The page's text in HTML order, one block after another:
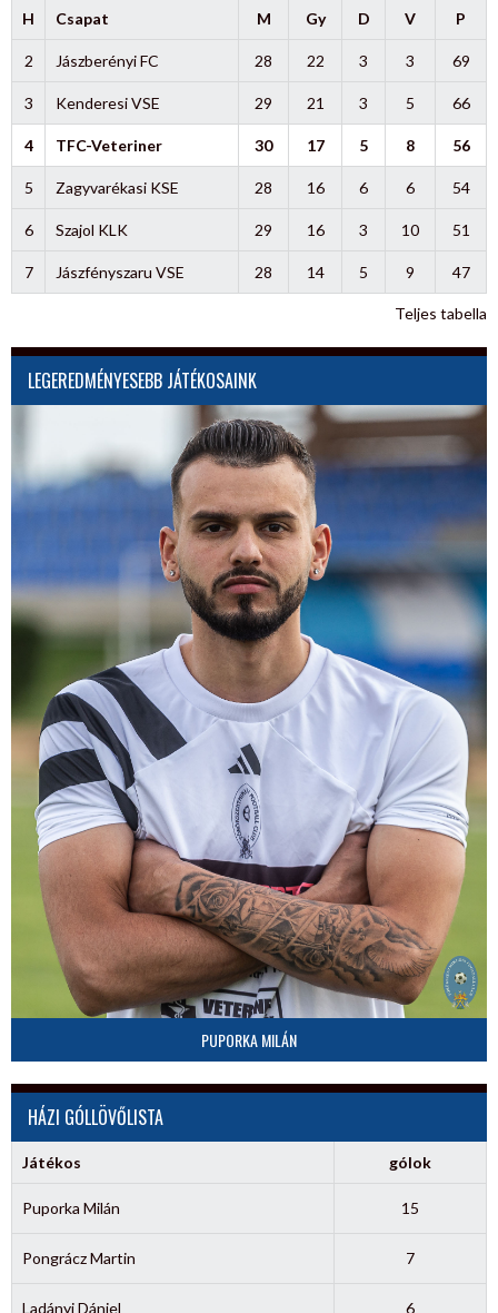
H Csapat M Gy D V P
2 Jászberényi FC 28 22 3 3 69
3 Kenderesi VSE 29 21 3 5 66
4 TFC-Veteriner 30 17 5 8 56
5 Zagyvarékasi KSE 28 16 6 6 54
6 Szajol KLK 29 16 3 10 51
7 Jászfényszaru VSE 28 14 5 9 47
Teljes tabella
LEGEREDMÉNYESEBB JÁTÉKOSAINK
PUPORKA MILÁN
HÁZI GÓLLÖVŐLISTA
Játékos gólok
Puporka Milán 15
Pongrácz Martin 7
Ladányi Dániel 6